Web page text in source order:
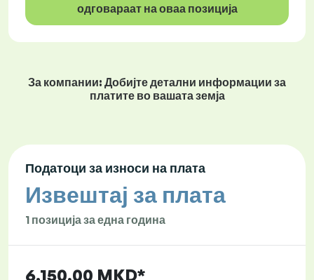
одговараат на оваа позиција
За компании: Добијте детални информации за
платите во вашата земја
Податоци за износи на плата
Извештај за плата
1 позиција за една година
6.150,00 MKD*